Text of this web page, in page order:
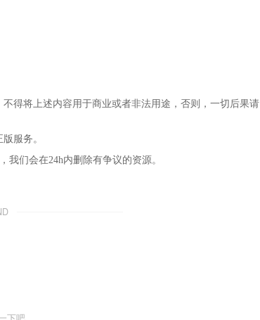
得将上述内容用于商业或者非法用途，否则，一切后果请
服务。
们会在24h内删除有争议的资源。